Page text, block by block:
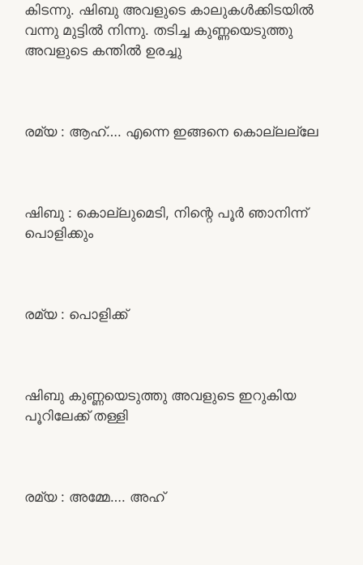
കിടന്നു. ഷിബു അവളുടെ കാലുകൾക്കിടയിൽ
വന്നു മുട്ടിൽ നിന്നു. തടിച്ച കുണ്ണയെടുത്തു
അവളുടെ കന്തിൽ ഉരച്ചു
രമ്യ : ആഹ്…. എന്നെ ഇങ്ങനെ കൊല്ലല്ലേ
ഷിബു : കൊല്ലുമെടി, നിന്റെ പൂർ ഞാനിന്ന്
പൊളിക്കും
രമ്യ : പൊളിക്ക്
ഷിബു കുണ്ണയെടുത്തു അവളുടെ ഇറുകിയ
പൂറിലേക്ക് തള്ളി
രമ്യ : അമ്മേ…. അഹ്